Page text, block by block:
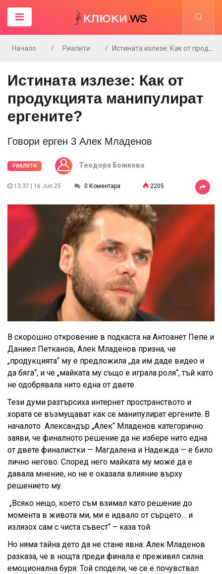
Начало Риалити Истината излезе: Как от продукцията манипулират ергените?
Истината излезе: Как от
продукцията манипулират
ергените?
Говори ерген 3 Алек Младенов
РИАЛИТИ Tеодора Божкова
13:37 | 16 Jun 25 0 Коментара 2205
В скорошно откровение в подкаста на Антоанет Пепе и
Даниел Петканов, Алек Младенов призна, че
„продукцията“ му е предложила „да им даде видео и
да бяга“, и че „майката му също е играла роля“, тъй като
не одобрявала нито една от двете.
Тези думи разтърсиха интернет пространството и
хората се възмущават как се манипулират ергените. В
началото Александър „Алек“ Младенов категорично
заяви, че финалното решение да не избере нито една
от двете финалистки — Магдалена и Надежда — е било
лично негово. Според него майката му може да е
давала мнение, но не е оказала влияние върху
решението му.
„Всяко нещо, което съм взимал като решение до
момента в живота ми, ми е идвало от сърцето… и
излязох сам с чиста съвест“ – каза той.
Но няма тайна дето да не стане явна: Алек Младенов
разказа, че в нощта преди финала е преживял силна
емоционална буря. Той сподели, че се е почувствал